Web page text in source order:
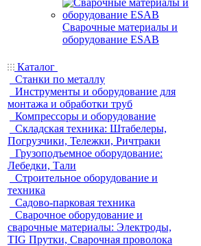
Сварочные материалы и
оборудование ESAB
Каталог
Станки по металлу
Инструменты и оборудование для
монтажа и обработки труб
Компрессоры и оборудование
Складская техника: Штабелеры,
Погрузчики, Тележки, Ричтраки
Грузоподъемное оборудование:
Лебедки, Тали
Строительное оборудование и
техника
Садово-парковая техника
Сварочное оборудование и
сварочные материалы: Электроды,
TIG Прутки, Сварочная проволока